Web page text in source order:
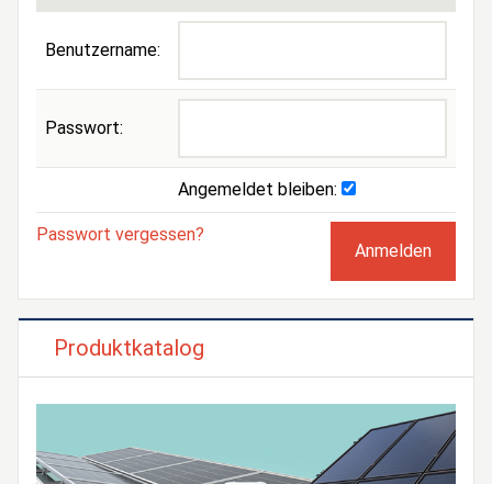
Benutzername:
Passwort:
Angemeldet bleiben:
Passwort vergessen?
Produktkatalog